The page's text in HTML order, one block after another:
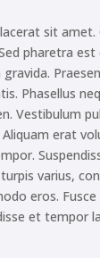
sit amet.
pharetra
Phasellus
Vestibulum
erat
varius,
eros. Fusce
et tempor